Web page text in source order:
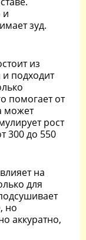
и
зуд.
из
подходит
помогает от
может
рост
300 до 550
на
для
но
аккуратно,